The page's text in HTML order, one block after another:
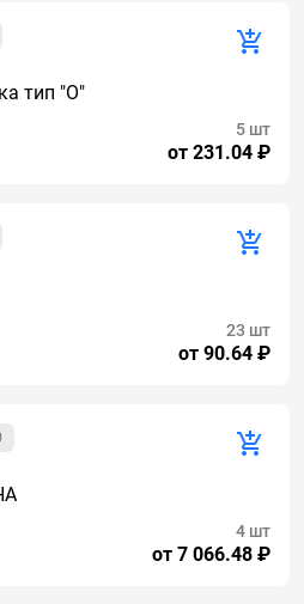
тип "О"
от 231.04 ₽
5 шт
от 90.64 ₽
23 шт
от 7 066.48 ₽
4 шт